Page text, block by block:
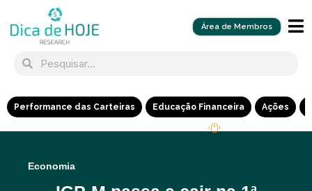
Área de Membros
Performance das Carteiras Educação Financeira Ações
Economia